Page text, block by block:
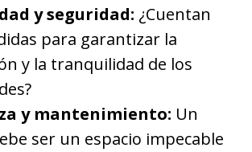
y seguridad: ¿Cuentan
para garantizar la
y la tranquilidad de los
y mantenimiento: Un
ser un espacio impecable